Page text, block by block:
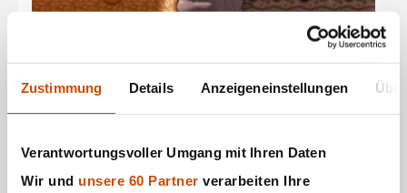
Zustimmung Details Anzeigeneinstellungen
Verantwortungsvoller Umgang mit Ihren Daten
Wir und unsere 60 Partner verarbeiten Ihre